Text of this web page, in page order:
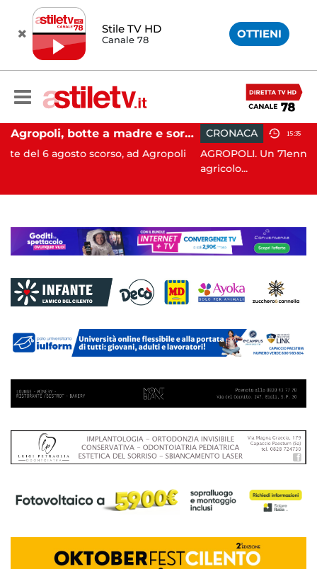
Stile TV HD
Canale 78 OTTIENI
Agropoli, botte a madre e sorella per ottenere denaro: 31enne in carcere
ad Agropoli
CRONACA
AGROPOLI. Un 71enne ha perso la vita